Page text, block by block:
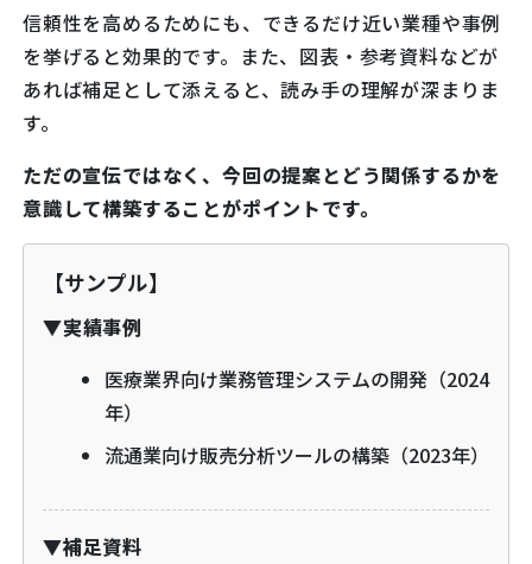
信頼性を高めるためにも、できるだけ近い業種や事例
を挙げると効果的です。また、図表・参考資料などが
あれば補足として添えると、読み手の理解が深まりま
す。
ただの宣伝ではなく、今回の提案とどう関係するかを
意識して構築することがポイントです。
【サンプル】
▼実績事例
医療業界向け業務管理システムの開発（2024
年）
流通業向け販売分析ツールの構築（2023年）
▼補足資料